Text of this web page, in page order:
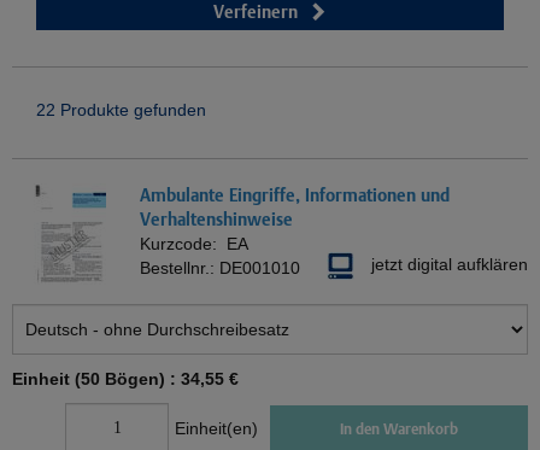
Verfeinern
22 Produkte gefunden
Ambulante Eingriffe, Informationen und
Verhaltenshinweise
Kurzcode: EA
Bestellnr.: DE001010 jetzt digital aufklären
Einheit (50 Bögen) : 34,55 €
Einheit(en) In den Warenkorb